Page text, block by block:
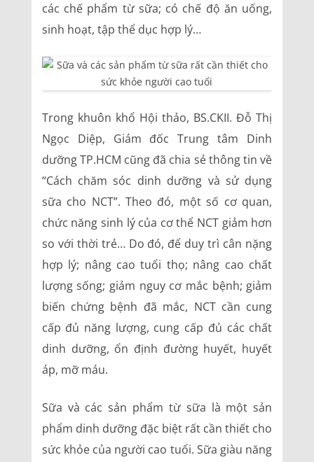
các chế phẩm từ sữa; có chế độ ăn uống,
sinh hoạt, tập thể dục hợp lý…
Trong khuôn khổ Hội thảo, BS.CKII. Đỗ Thị
Ngọc Diệp, Giám đốc Trung tâm Dinh
dưỡng TP.HCM cũng đã chia sẻ thông tin về
“Cách chăm sóc dinh dưỡng và sử dụng
sữa cho NCT”. Theo đó, một số cơ quan,
chức năng sinh lý của cơ thể NCT giảm hơn
so với thời trẻ… Do đó, để duy trì cân nặng
hợp lý; nâng cao tuổi thọ; nâng cao chất
lượng sống; giảm nguy cơ mắc bệnh; giảm
biến chứng bệnh đã mắc, NCT cần cung
cấp đủ năng lượng, cung cấp đủ các chất
dinh dưỡng, ổn định đường huyết, huyết
áp, mỡ máu.
Sữa và các sản phẩm từ sữa là một sản
phẩm dinh dưỡng đặc biệt rất cần thiết cho
sức khỏe của người cao tuổi. Sữa giàu năng